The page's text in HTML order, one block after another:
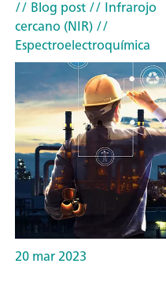
// Blog post// Infrarojo
cercano (NIR)//
Espectroelectroquímica
20 mar 2023